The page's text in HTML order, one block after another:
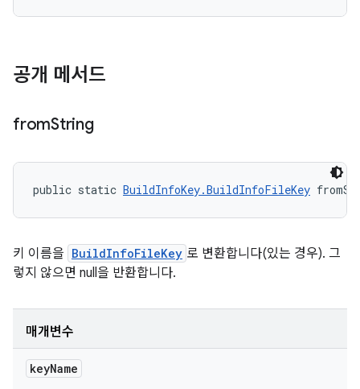
공개 메서드
fromString
public static BuildInfoKey.BuildInfoFileKey
키 이름을 BuildInfoFileKey 로 변환합니다(있는 경우). 그
렇지 않으면 null을 반환합니다.
매개변수
keyName